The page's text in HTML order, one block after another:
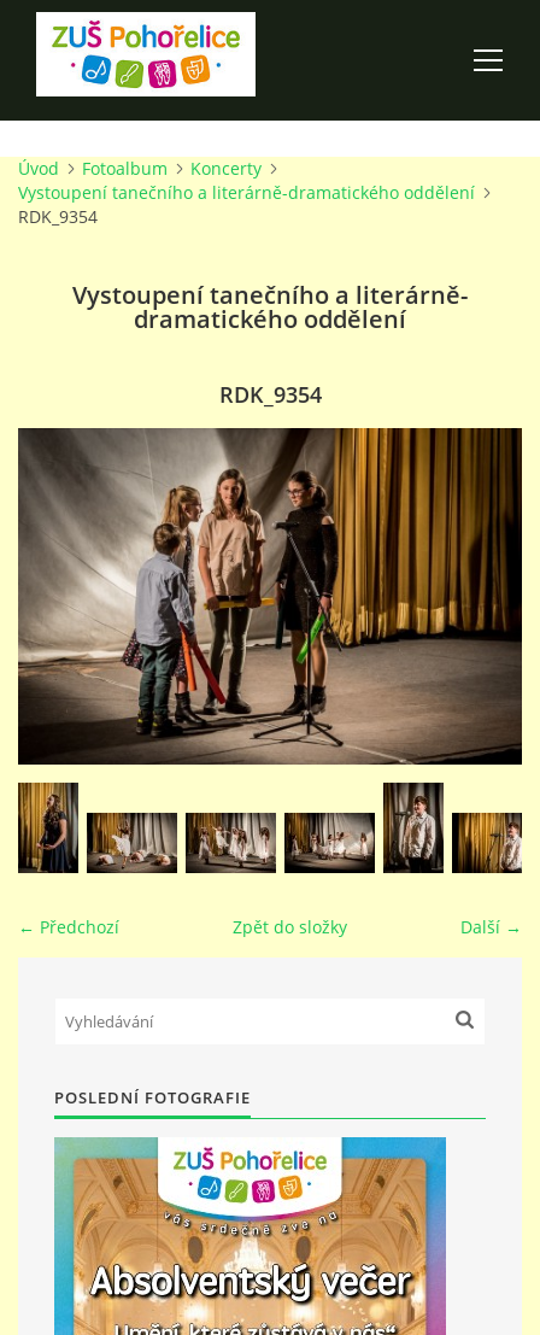
ÚVOD
AKCE ŠKOLY
PRO RODIČE
TALENTOVÉ ZKOUŠKY
STUDIJNÍ OBORY
GALERIE
VIDEA - FILMOVÁ TVORBA
PEDAGOGICKÝ SBOR
PŘÍMĚSTSKÝ TÁBOR
MISS VÝTVARNÝ MODEL
ZAMĚSTNÁNÍ
Úvod Fotoalbum
Koncerty
Vystoupení tanečního a literárně-dramatického oddělení
RDK_9354
Vystoupení tanečního a literárně-
dramatického oddělení
RDK_9354
← Předchozí Další →
Zpět do složky
POSLEDNÍ FOTOGRAFIE